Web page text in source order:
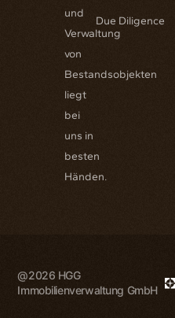
und
Verwaltung
von
Bestandsobjekten
liegt
bei
uns in
besten
Händen.
Due Diligence
@2026 HGG
Immobilienverwaltung GmbH